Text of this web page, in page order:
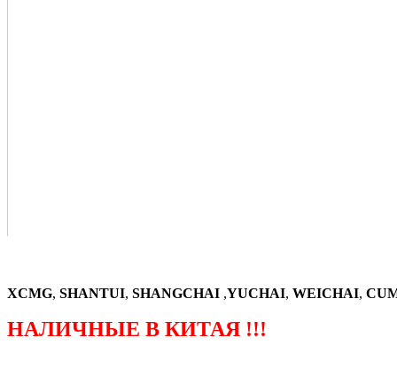
XCMG, SHANTUI, SHANGCHAI ,YUCHAI, WEICHAI,
НАЛИЧНЫЕ В КИТАЯ !!!